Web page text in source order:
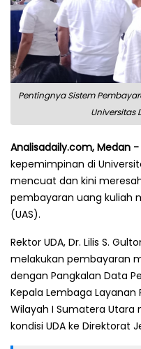
Pentingnya Sistem
Universitas
Analisadaily.com, Medan -
kepemimpinan di
mencuat dan kini
pembayaran uang kuliah
(UAS).
Rektor UDA, Dr. Lilis S.
melakukan pembayaran
dengan Pangkalan Data
Kepala Lembaga Layanan
Wilayah I Sumatera
kondisi UDA ke Direktorat